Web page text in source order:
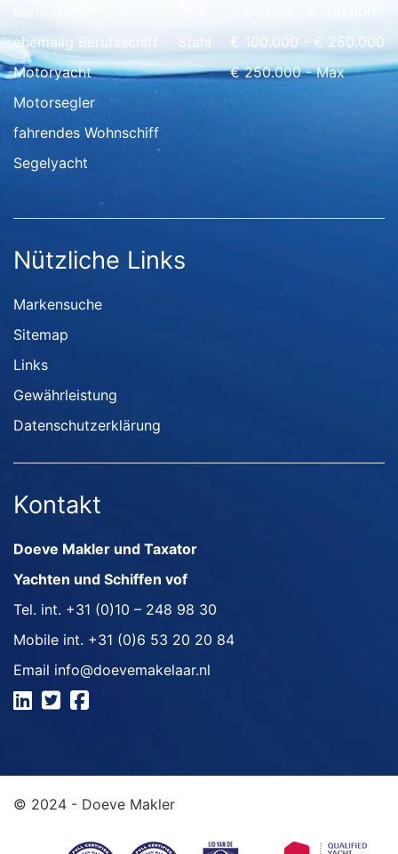
ehemalig Berufsschiff
Motoryacht
Motorsegler
fahrendes Wohnschiff
Segelyacht
Stahl
€ 100.000 - € 250.000
€ 250.000 - Max
Nützliche Links
Markensuche
Sitemap
Links
Gewährleistung
Datenschutzerklärung
Kontakt
Doeve Makler und Taxator
Yachten und Schiffen vof
Tel. int. +31 (0)10 – 248 98 30
Mobile int. +31 (0)6 53 20 20 84
Email info@doevemakelaar.nl
© 2024 - Doeve Makler